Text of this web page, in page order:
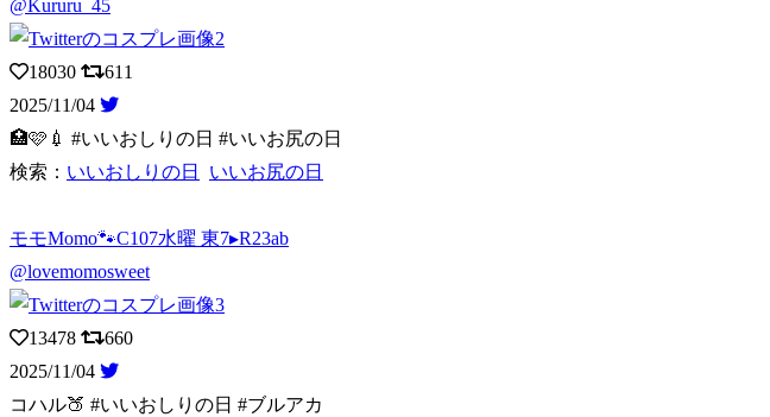
@Kururu_45
18030
611
2025/11/04
🏥🩷💉 #いいおしりの日 #いいお尻の日
検索： いいおしりの日 いいお尻の日
モモMomo🐾C107水曜 東7▸R23ab
@lovemomosweet
13478
660
2025/11/04
コハル🍑 #いいおしりの日 #ブルアカ